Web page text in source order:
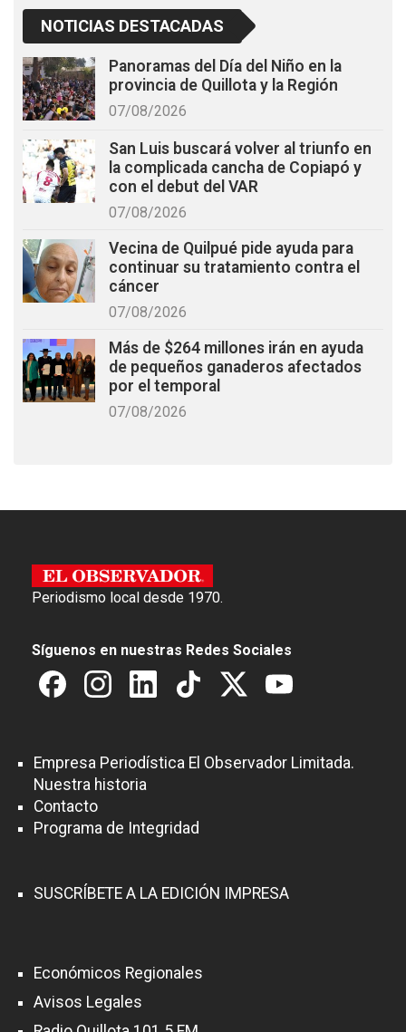
NOTICIAS DESTACADAS
Panoramas del Día del Niño en la
provincia de Quillota y la Región
07/08/2026
San Luis buscará volver al triunfo en
la complicada cancha de Copiapó y
con el debut del VAR
07/08/2026
Vecina de Quilpué pide ayuda para
continuar su tratamiento contra el
cáncer
07/08/2026
Más de $264 millones irán en ayuda
de pequeños ganaderos afectados
por el temporal
07/08/2026
Periodismo local desde 1970.
Síguenos en nuestras Redes Sociales
Empresa Periodística El Observador Limitada.
Nuestra historia
Contacto
Programa de Integridad
SUSCRÍBETE A LA EDICIÓN IMPRESA
Económicos Regionales
Avisos Legales